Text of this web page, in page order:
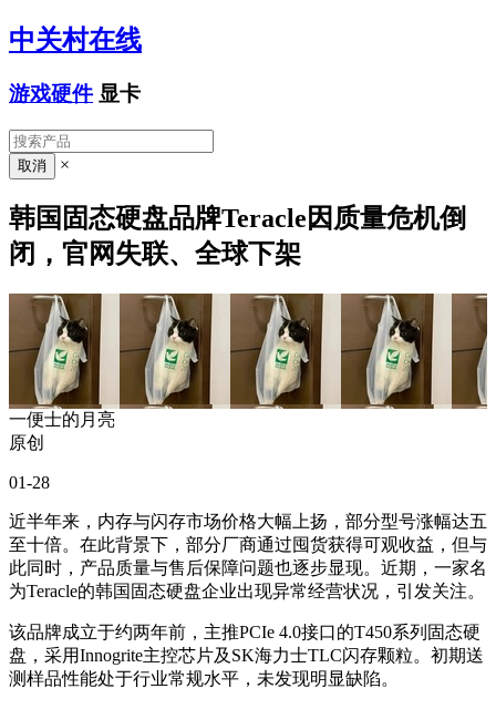
中关村在线
游戏硬件 显卡
×
韩国固态硬盘品牌Teracle因质量危机倒
闭，官网失联、全球下架
一便士的月亮
原创
01-28
近半年来，内存与闪存市场价格大幅上扬，部分型号涨幅达五
至十倍。在此背景下，部分厂商通过囤货获得可观收益，但与
此同时，产品质量与售后保障问题也逐步显现。近期，一家名
为Teracle的韩国固态硬盘企业出现异常经营状况，引发关注。
该品牌成立于约两年前，主推PCIe 4.0接口的T450系列固态硬
盘，采用Innogrite主控芯片及SK海力士TLC闪存颗粒。初期送
测样品性能处于行业常规水平，未发现明显缺陷。